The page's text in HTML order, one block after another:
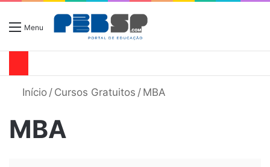
Menu
Início / Cursos Gratuitos / MBA
MBA